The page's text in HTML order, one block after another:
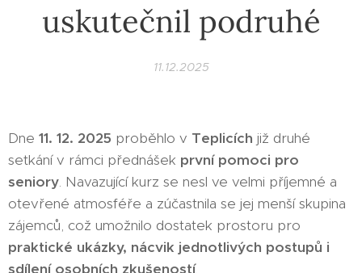
uskutečnil podruhé
11.12.2025
Dne 11. 12. 2025 proběhlo v Teplicích již druhé
setkání v rámci přednášek první pomoci pro
seniory. Navazující kurz se nesl ve velmi příjemné a
otevřené atmosféře a zúčastnila se jej menší skupina
zájemců, což umožnilo dostatek prostoru pro
praktické ukázky, nácvik jednotlivých postupů i
sdílení osobních zkušeností.